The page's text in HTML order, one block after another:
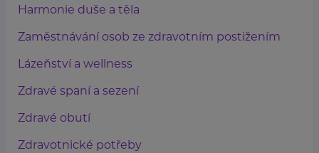
Harmonie duše a těla
Zaměstnávání osob ze zdravotním postižením
Lázeňství a wellness
Zdravé spaní a sezení
Zdravé obutí
Zdravotnické potřeby